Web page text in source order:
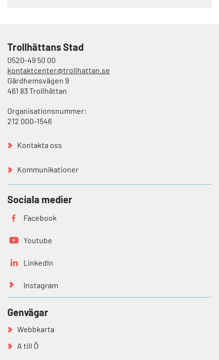
Trollhättans Stad
0520-49 50 00
kontaktcenter@trollhattan.se
Gärdhemsvägen 9
461 83 Trollhättan
Organisationsnummer:
212 000-1546
Kontakta oss
Kommunikationer
Sociala medier
Facebook
Youtube
LinkedIn
Instagram
Genvägar
Webbkarta
A till Ö